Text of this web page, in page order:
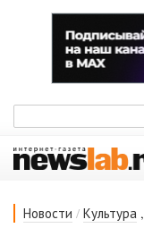
Новости / Культура ,